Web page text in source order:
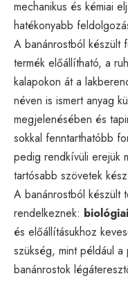
mechanikus és kémiai
hatékonyabb
A banánrostból készült
termék előállítható, a
kalapokon át a
néven is ismert anyag
megjelenésében és
sokkal fenntarthatóbb
pedig rendkívüli erejük
tartósabb szövetek
A banánrostból készült
rendelkeznek:
és előállításukhoz
szükség, mint például
banánrostok